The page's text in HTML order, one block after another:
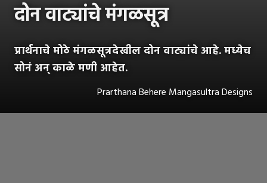
दोन वाट्यांचे मंगळसूत्र
प्रार्थनाचे मोठे मंगळसूत्रदेखील दोन वाट्यांचे आहे. मध्येच
सोनं अन् काळे मणी आहेत.
Prarthana Behere Mangasultra Designs